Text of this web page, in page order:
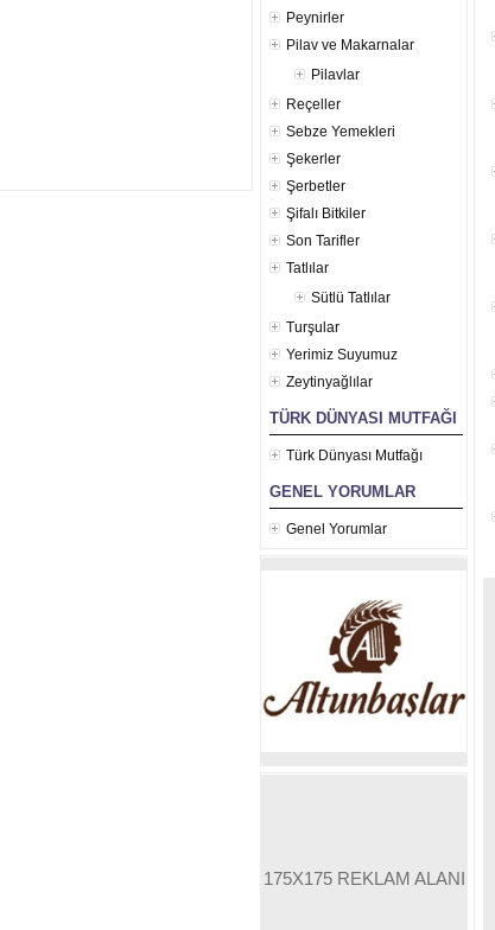
Peynirler
Pilav ve Makarnalar
Pilavlar
Reçeller
Sebze Yemekleri
Şekerler
Şerbetler
Şifalı Bitkiler
Son Tarifler
Tatlılar
Sütlü Tatlılar
Turşular
Yerimiz Suyumuz
Zeytinyağlılar
TÜRK DÜNYASI MUTFAĞI
Türk Dünyası Mutfağı
GENEL YORUMLAR
Genel Yorumlar
175X175 REKLAM ALANI